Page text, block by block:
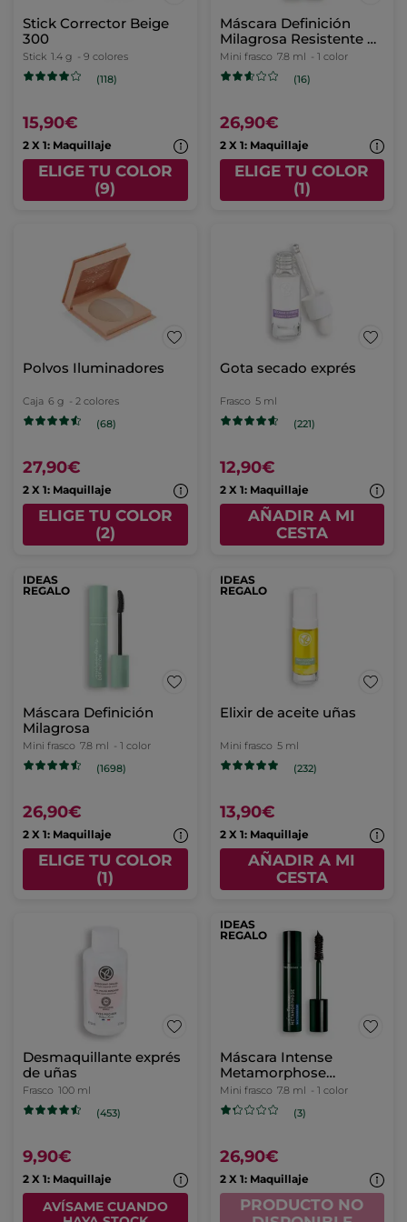
Stick Corrector Beige
300
Stick 1.4 g - 9 colores
(118)
15,90€
2 X 1: Maquillaje
ELIGE TU COLOR
(9)
Máscara Definición
Milagrosa Resistente Al
Agua
Mini frasco 7.8 ml - 1 color
(16)
26,90€
2 X 1: Maquillaje
ELIGE TU COLOR
(1)
Polvos Iluminadores
Caja 6 g - 2 colores
(68)
27,90€
2 X 1: Maquillaje
ELIGE TU COLOR
(2)
Gota secado exprés
Frasco 5 ml
(221)
12,90€
2 X 1: Maquillaje
AÑADIR A MI
CESTA
IDEAS
REGALO
Máscara Definición
Milagrosa
Mini frasco 7.8 ml - 1 color
(1698)
26,90€
2 X 1: Maquillaje
ELIGE TU COLOR
(1)
IDEAS
REGALO
Elixir de aceite uñas
Mini frasco 5 ml
(232)
13,90€
2 X 1: Maquillaje
AÑADIR A MI
CESTA
Desmaquillante exprés
de uñas
Frasco 100 ml
(453)
9,90€
2 X 1: Maquillaje
AVÍSAME CUANDO
IDEAS
REGALO
Máscara Intense
Metamorphose
Waterproof 01. Noir
Mini frasco 7.8 ml - 1 color
(3)
26,90€
2 X 1: Maquillaje
PRODUCTO NO